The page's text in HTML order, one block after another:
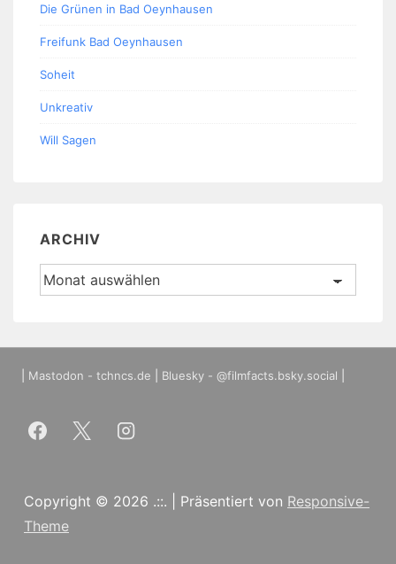
Die Grünen in Bad Oeynhausen
Freifunk Bad Oeynhausen
Soheit
Unkreativ
Will Sagen
ARCHIV
Archiv
Mastodon - tchncs.de Bluesky - @filmfacts.bsky.social
Copyright © 2026 .::. | Präsentiert von Responsive-
Theme